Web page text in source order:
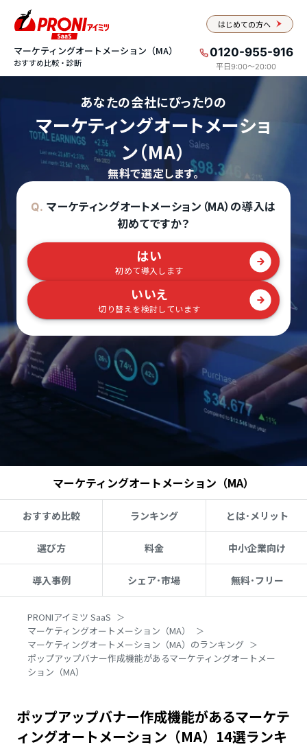
はじめての方へ
マーケティングオートメーション（MA）
おすすめ比較・診断
0120-955-916
平日9:00〜20:00
あなたの会社にぴったりの
マーケティングオートメーショ
ン（MA）
無料で選定します。
Q. マーケティングオートメーション（MA）の導入は
初めてですか？
はい
初めて導入します
いいえ
切り替えを検討しています
マーケティングオートメーション（MA）
おすすめ比較 ランキング とは･メリット
選び方 料金 中小企業向け
導入事例 シェア･市場 無料･フリー
PRONIアイミツ SaaS
マーケティングオートメーション（MA）
マーケティングオートメーション（MA）のランキング
ポップアップバナー作成機能があるマーケティングオートメー
ション（MA）
ポップアップバナー作成機能があるマーケテ
ィングオートメーション（MA）14選ランキ